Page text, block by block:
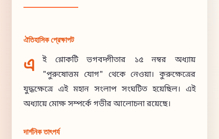
ঐতিহাসিক প্রেক্ষাপট
এ
ই শ্লোকটি ভগবদ্গীতার ১৫ নম্বর অধ্যায়
"পুরুষোত্তম যোগ" থেকে নেওয়া। কুরুক্ষেত্রের
যুদ্ধক্ষেত্রে এই মহান সংলাপ সংঘটিত হয়েছিল। এই
অধ্যায়ে মোক্ষ সম্পর্কে গভীর আলোচনা রয়েছে।
দার্শনিক তাৎপর্য